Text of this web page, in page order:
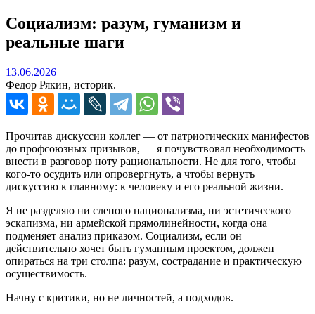
Социализм: разум, гуманизм и
реальные шаги
13.06.202613.06.2026
Федор Рякин, историк.
Прочитав дискуссии коллег — от патриотических манифестов
до профсоюзных призывов, — я почувствовал необходимость
внести в разговор ноту рациональности. Не для того, чтобы
кого‑то осудить или опровергнуть, а чтобы вернуть
дискуссию к главному: к человеку и его реальной жизни.
Я не разделяю ни слепого национализма, ни эстетического
эскапизма, ни армейской прямолинейности, когда она
подменяет анализ приказом. Социализм, если он
действительно хочет быть гуманным проектом, должен
опираться на три столпа: разум, сострадание и практическую
осуществимость.
Начну с критики, но не личностей, а подходов.